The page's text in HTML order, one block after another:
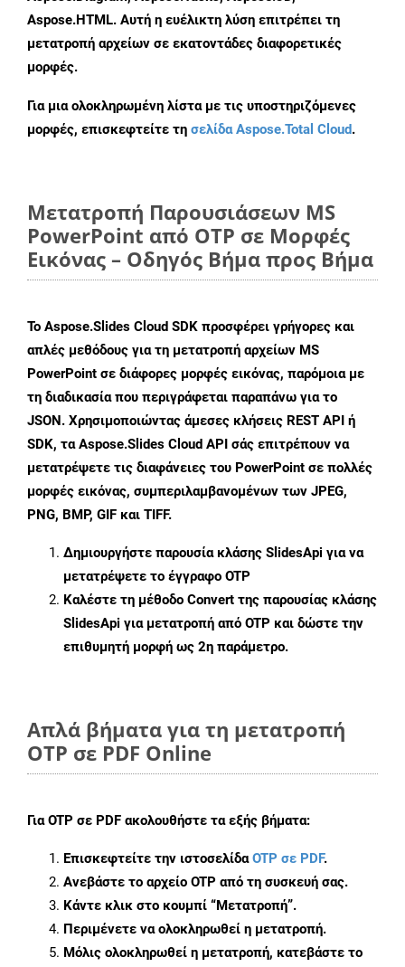
Aspose.HTML. Αυτή η ευέλικτη λύση επιτρέπει τη
μετατροπή αρχείων σε εκατοντάδες διαφορετικές
μορφές.
Για μια ολοκληρωμένη λίστα με τις υποστηριζόμενες
μορφές, επισκεφτείτε τη σελίδα Aspose.Total Cloud.
Μετατροπή Παρουσιάσεων MS
PowerPoint από OTP σε Μορφές
Εικόνας – Οδηγός Βήμα προς Βήμα
Το Aspose.Slides Cloud SDK προσφέρει γρήγορες και
απλές μεθόδους για τη μετατροπή αρχείων MS
PowerPoint σε διάφορες μορφές εικόνας, παρόμοια με
τη διαδικασία που περιγράφεται παραπάνω για το
JSON. Χρησιμοποιώντας άμεσες κλήσεις REST API ή
SDK, τα Aspose.Slides Cloud API σάς επιτρέπουν να
μετατρέψετε τις διαφάνειες του PowerPoint σε πολλές
μορφές εικόνας, συμπεριλαμβανομένων των JPEG,
PNG, BMP, GIF και TIFF.
Δημιουργήστε παρουσία κλάσης SlidesApi για να
μετατρέψετε το έγγραφο OTP
Καλέστε τη μέθοδο Convert της παρουσίας κλάσης
SlidesApi για μετατροπή από OTP και δώστε την
επιθυμητή μορφή ως 2η παράμετρο.
Απλά βήματα για τη μετατροπή
OTP σε PDF Online
ΓιαOTP σε PDF ακολουθήστε τα εξής βήματα:
Επισκεφτείτε την ιστοσελίδαOTP σε PDF.
Ανεβάστε το αρχείο OTP από τη συσκευή σας.
Κάντε κλικ στο κουμπί “Μετατροπή”.
Περιμένετε να ολοκληρωθεί η μετατροπή.
Μόλις ολοκληρωθεί η μετατροπή, κατεβάστε το